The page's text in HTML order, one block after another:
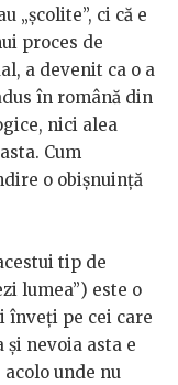
„școlite”, ci că e
proces de
a devenit ca o a
în română din
nici alea
Cum
o obișnuință
tip de
lumea”) este o
înveți pe cei care
și nevoia asta e
unde nu